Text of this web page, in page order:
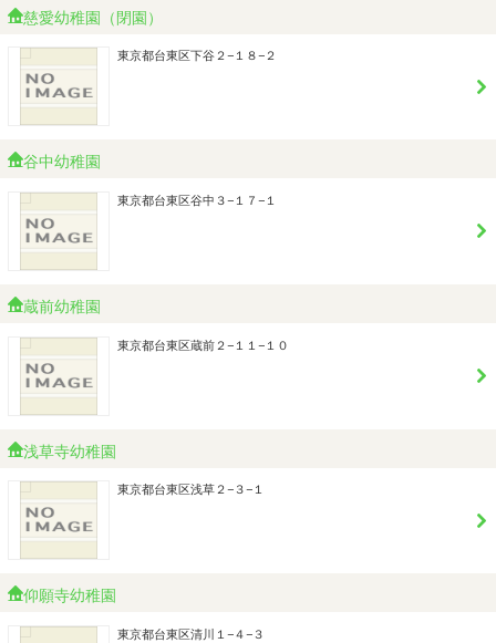
慈愛幼稚園（閉園）
東京都台東区下谷２−１８−２
谷中幼稚園
東京都台東区谷中３−１７−１
蔵前幼稚園
東京都台東区蔵前２−１１−１０
浅草寺幼稚園
東京都台東区浅草２−３−１
仰願寺幼稚園
東京都台東区清川１−４−３